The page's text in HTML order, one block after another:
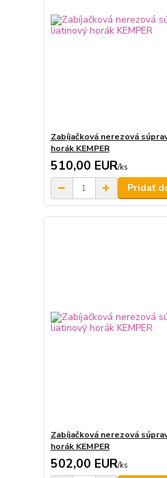
Zabíjačková nerezová
horák KEMPER
510,00 EUR/ks
Pridať
Zabíjačková nerezová
horák KEMPER
502,00 EUR/ks